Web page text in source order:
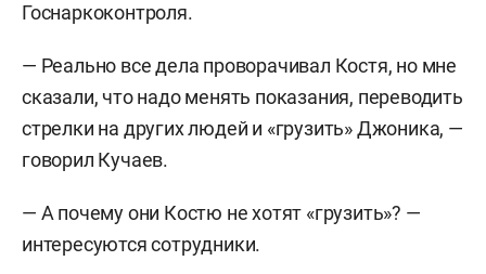
Госнаркоконтроля.
— Реально все дела проворачивал Костя, но мне
сказали, что надо менять показания, переводить
стрелки на других людей и «грузить» Джоника, —
говорил Кучаев.
— А почему они Костю не хотят «грузить»? —
интересуются сотрудники.